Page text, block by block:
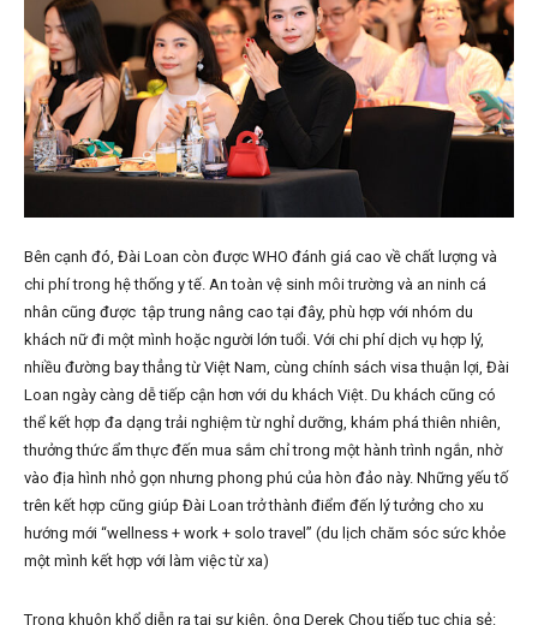
Bên cạnh đó, Đài Loan còn được WHO đánh giá cao về chất lượng và
chi phí trong hệ thống y tế. An toàn vệ sinh môi trường và an ninh cá
nhân cũng được tập trung nâng cao tại đây, phù hợp với nhóm du
khách nữ đi một mình hoặc người lớn tuổi. Với chi phí dịch vụ hợp lý,
nhiều đường bay thẳng từ Việt Nam, cùng chính sách visa thuận lợi, Đài
Loan ngày càng dễ tiếp cận hơn với du khách Việt. Du khách cũng có
thể kết hợp đa dạng trải nghiệm từ nghỉ dưỡng, khám phá thiên nhiên,
thưởng thức ẩm thực đến mua sắm chỉ trong một hành trình ngắn, nhờ
vào địa hình nhỏ gọn nhưng phong phú của hòn đảo này. Những yếu tố
trên kết hợp cũng giúp Đài Loan trở thành điểm đến lý tưởng cho xu
hướng mới “wellness + work + solo travel” (du lịch chăm sóc sức khỏe
một mình kết hợp với làm việc từ xa)
Trong khuôn khổ diễn ra tại sự kiện, ông Derek Chou tiếp tục chia sẻ: